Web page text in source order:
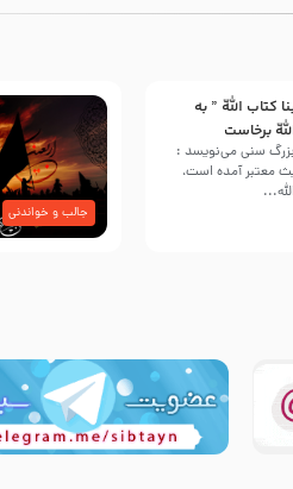
كتاب اللّه ” به
برخاست
سنی می‌نویسد :
معتبر آمده است،
جالب و خواندنی